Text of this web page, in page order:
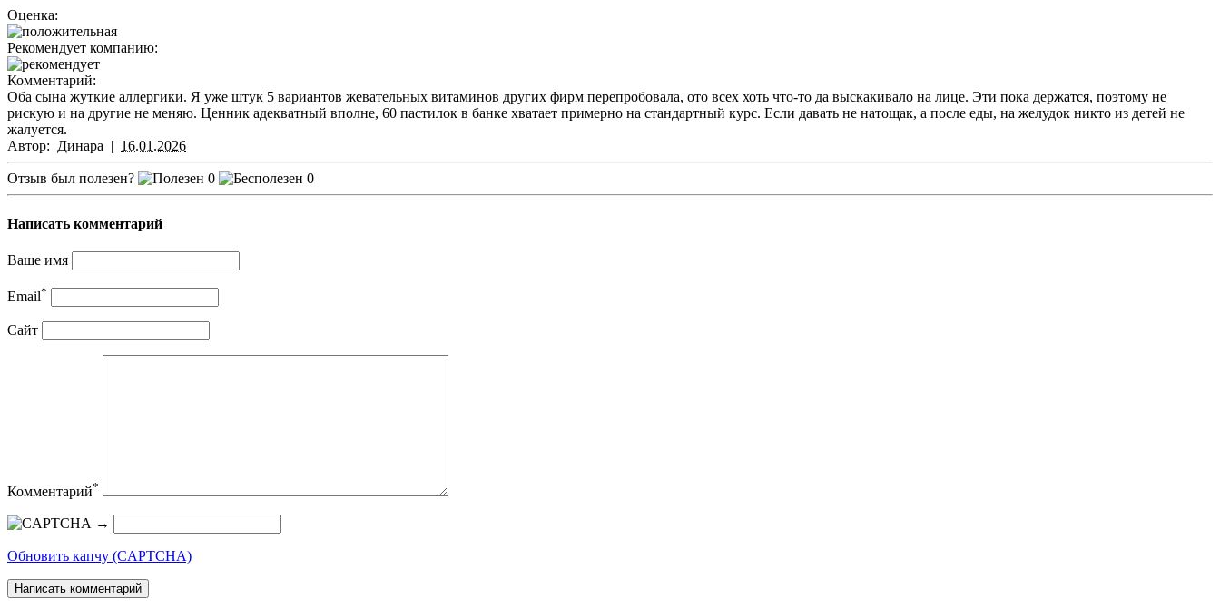
Оценка:
Рекомендует компанию:
Комментарий:
Оба сына жуткие аллергики. Я уже штук 5 вариантов жевательных витаминов других фирм перепробовала, ото всех хоть что-то да выскакивало на лице. Эти пока держатся, поэтому не
рискую и на другие не меняю. Ценник адекватный вполне, 60 пастилок в банке хватает примерно на стандартный курс. Если давать не натощак, а после еды, на желудок никто из детей не
жалуется.
Автор: Динара | 16.01.2026
Отзыв был полезен? 0 0
Написать комментарий
Ваше имя
Email*
Сайт
Комментарий*
→
Обновить капчу (CAPTCHA)